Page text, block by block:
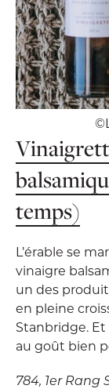
temps)
L’érable se
vinaigre
un des
en pleine
Stanbridge.
au goût bien
784, 1er